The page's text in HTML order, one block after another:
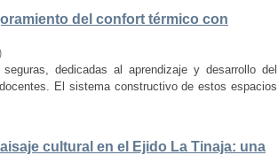
del confort térmico con
dedicadas al aprendizaje y desarrollo del
El sistema constructivo de estos espacios
cultural en el Ejido La Tinaja: una